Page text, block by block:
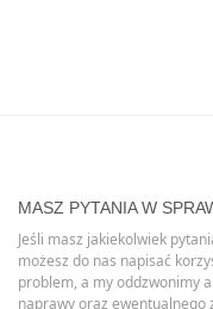
MASZ PYTANIA W
Jeśli masz jakiekolwiek
możesz do nas napisać
problem, a my oddzwonimy
naprawy oraz ewentualnego